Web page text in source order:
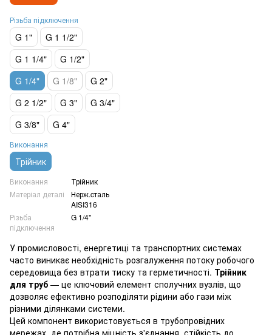
Різьба підключення
G 1"
G 1 1/2"
G 1 1/4"
G 1/2"
G 1/4"
G 1/8"
G 2"
G 2 1/2"
G 3"
G 3/4"
G 3/8"
G 4"
Виконання
Трійник
Виконання
Трійник
Матеріал деталі
Нерж.cталь
AISI316
Різьба
підключення
G 1/4"
У промисловості, енергетиці та транспортних системах
часто виникає необхідність розгалуження потоку робочого
середовища без втрати тиску та герметичності. Трійник
для труб — це ключовий елемент сполучних вузлів, що
дозволяє ефективно розподіляти рідини або гази між
різними ділянками системи.
Цей компонент використовується в трубопровідних